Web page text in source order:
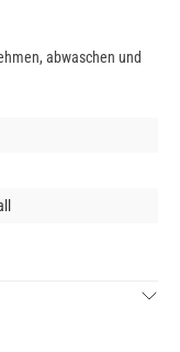
abwaschen und